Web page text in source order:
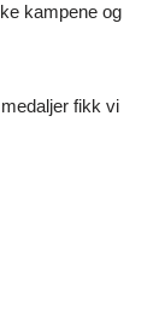
kampene og
fikk vi